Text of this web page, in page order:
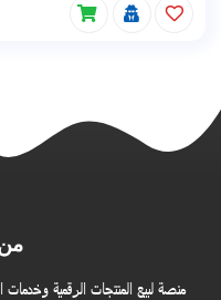
منصة لبيع المنتجات الرقمية